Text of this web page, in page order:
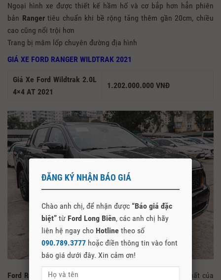
Ngoại hình xe được thiết kế hầm hố và cơ bắp hơn hẳn phiên
bản Rangertiêu chuẩn khi bề rộng tăng thêm gần 20cm, chiều
cao cũng nổi trội hơn
Trang bị mâm lốp chuyên đường địa hình
GIÁ XE FORD RANGER WILDTRAK 2021
Giá Xe Ford Wildtrak 2.0L
4×4 AT 2021
1.202.000.000 VNĐ
Ford Ranger Wildtrak 2021 cao cấp nhất của
ĐĂNG KÝ NHẬN BÁO GIÁ
Chào anh chị, để nhận được “Báo giá đặc
biệt” từ Ford Long Biên, các anh chị hãy
liên hệ ngay cho Hotline theo số
090.789.3777 hoặc điền thông tin vào font
báo giá dưới đây. Xin cảm ơn!